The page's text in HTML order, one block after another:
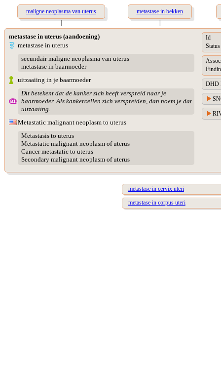
maligne neoplasma van uterus
metastase in bekken
|
|
metastase in uterus (aandoening)
metastase in uterus
secundair maligne neoplasma van uterus
metastase in baarmoeder
uitzaaiing in je baarmoeder
Dit betekent dat de kanker zich heeft verspreid naar je
baarmoeder. Als kankercellen zich verspreiden, dan noem je dat
uitzaaiing.
Metastatic malignant neoplasm to uterus
Metastasis to uterus
Metastatic malignant neoplasm of uterus
Cancer metastatic to uterus
Secondary malignant neoplasm of uterus
Id
Status
DHD
metastase in cervix uteri
metastase in corpus uteri